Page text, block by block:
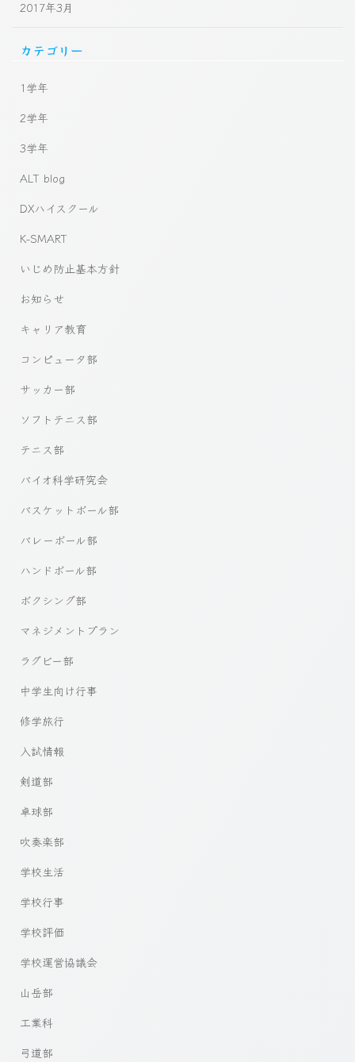
2017年3月
カテゴリー
1学年
2学年
3学年
ALT blog
DXハイスクール
K-SMART
いじめ防止基本方針
お知らせ
キャリア教育
コンピュータ部
サッカー部
ソフトテニス部
テニス部
バイオ科学研究会
バスケットボール部
バレーボール部
ハンドボール部
ボクシング部
マネジメントプラン
ラグビー部
中学生向け行事
修学旅行
入試情報
剣道部
卓球部
吹奏楽部
学校生活
学校行事
学校評価
学校運営協議会
山岳部
工業科
弓道部